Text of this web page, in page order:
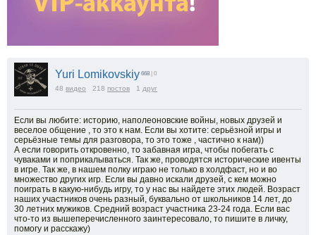
Yuri Lomikovskiy 668 | 0
48 видео 218 постов 1 друг
Если вы любите: историю, наполеоновские войны, новых друзей и
веселое общение , то это к нам. Если вы хотите: серьёзной игры и
серьёзные темы для разговора, то это тоже , частично к нам))
А если говорить откровенно, то забавная игра, чтобы побегать с
чуваками и поприкалываться. Так же, проводятся исторические ивенты
в игре. Так же, в нашем полку играю не только в холдфаст, но и во
множество других игр. Если вы давно искали друзей, с кем можно
поиграть в какую-нибудь игру, то у нас вы найдете этих людей. Возраст
наших участников очень разный, буквально от школьников 14 лет, до
30 летних мужиков. Средний возраст участника 23-24 года. Если вас
что-то из вышеперечисленного заинтересовало, то пишите в личку,
помогу и расскажу)